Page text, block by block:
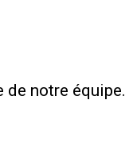
de notre équipe.